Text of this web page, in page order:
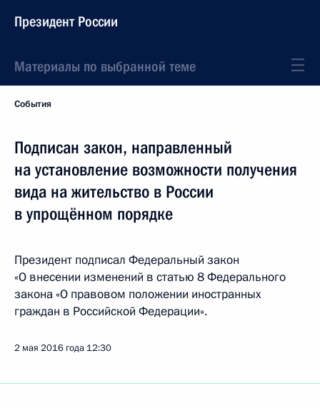
Президент России
Материалы по выбранной теме
События
Подписан закон, направленный
на установление возможности получения
вида на жительство в России
в упрощённом порядке
Президент подписал Федеральный закон
«О внесении изменений в статью 8 Федерального
закона «О правовом положении иностранных
граждан в Российской Федерации».
2 мая 2016 года 12:30